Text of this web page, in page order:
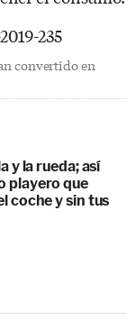
convertido en
y la rueda; así
playero que
coche y sin tus